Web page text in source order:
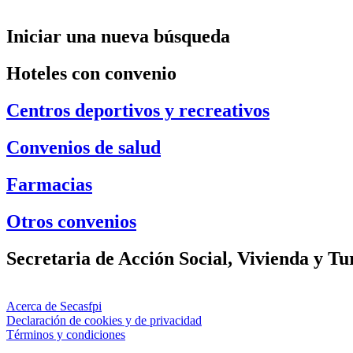
Iniciar una nueva búsqueda
Hoteles con convenio
Centros deportivos y recreativos
Convenios de salud
Farmacias
Otros convenios
Secretaria de Acción Social, Vivienda y
Acerca de Secasfpi
Declaración de cookies y de privacidad
Términos y condiciones